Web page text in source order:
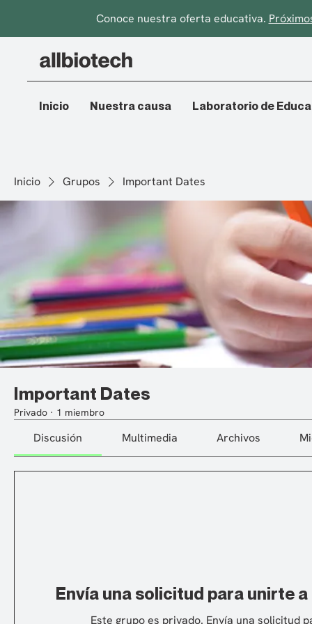
Conoce nuestra oferta educativa.
Inicio Nuestra causa Laboratorio de
Inicio Grupos Important Dates
Important Dates
Privado · 1 miembro
Discusión Multimedia Archivos
Envía una solicitud para unirte
Este grupo es privado. Envía una solicitud